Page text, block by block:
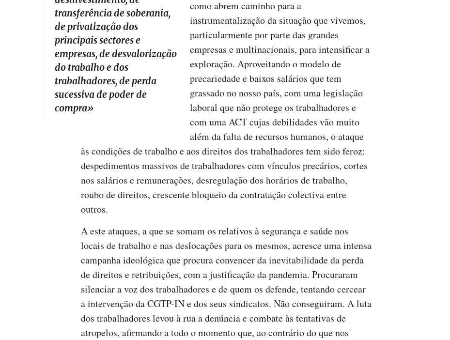
transferência de soberania,
de privatização dos
principais sectores e
empresas, de desvalorização
do trabalho e dos
trabalhadores, de perda
sucessiva de poder de
compra»
como abrem caminho para a
instrumentalização da situação que vivemos,
particularmente por parte das grandes
empresas e multinacionais, para intensificar a
exploração. Aproveitando o modelo de
precariedade e baixos salários que tem
grassado no nosso país, com uma legislação
laboral que não protege os trabalhadores e
com uma ACT cujas debilidades vão muito
além da falta de recursos humanos, o ataque
às condições de trabalho e aos direitos dos trabalhadores tem sido feroz:
despedimentos massivos de trabalhadores com vínculos precários, cortes
nos salários e remunerações, desregulação dos horários de trabalho,
roubo de direitos, crescente bloqueio da contratação colectiva entre
outros.
A este ataques, a que se somam os relativos à segurança e saúde nos
locais de trabalho e nas deslocações para os mesmos, acresce uma intensa
campanha ideológica que procura convencer da inevitabilidade da perda
de direitos e retribuições, com a justificação da pandemia. Procuraram
silenciar a voz dos trabalhadores e de quem os defende, tentando cercear
a intervenção da CGTP-IN e dos seus sindicatos. Não conseguiram. A luta
dos trabalhadores levou à rua a denúncia e combate às tentativas de
atropelos, afirmando a todo o momento que, ao contrário do que nos